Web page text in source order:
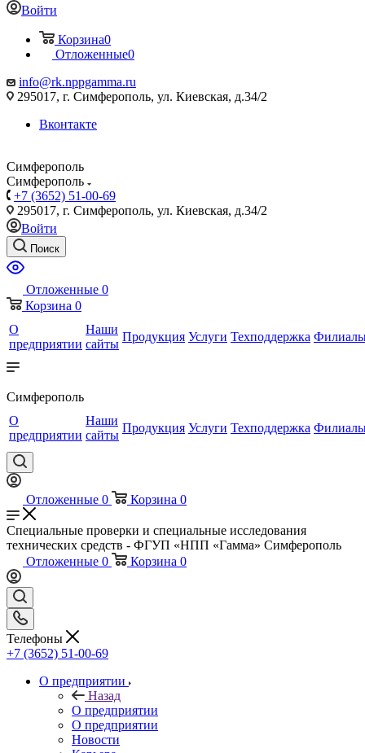
Войти
Корзина0
Отложенные0
info@rk.nppgamma.ru
295017, г. Симферополь, ул. Киевская, д.34/2
Вконтакте
Симферополь
Симферополь
+7 (3652) 51-00-69
295017, г. Симферополь, ул. Киевская, д.34/2
Войти
Поиск
Отложенные 0
Корзина 0
О
предприятии
Наши
сайты
Продукция Услуги Техподдержка
Симферополь
О
предприятии
Наши
сайты
Продукция Услуги Техподдержка
Отложенные 0 Корзина 0
Специальные проверки и специальные исследования
технических средств - ФГУП «НПП «Гамма» Симферополь
Отложенные 0 Корзина 0
Телефоны
+7 (3652) 51-00-69
О предприятии
Назад
О предприятии
О предприятии
Новости